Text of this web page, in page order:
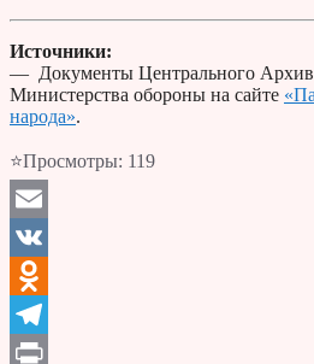
Источники:
— Документы Центрального
Министерства обороны на сайте
народа».
⭐Просмотры: 119
Email
VK
Odnoklassniki
Telegram